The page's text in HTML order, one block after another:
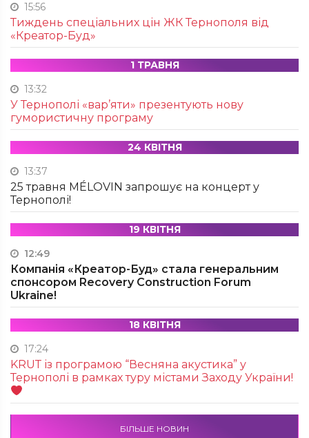
15:56
Тиждень спеціальних цін ЖК Тернополя від
«Креатор-Буд»
1 ТРАВНЯ
13:32
У Тернополі «вар’яти» презентують нову
гумористичну програму
24 КВІТНЯ
13:37
25 травня MÉLOVIN запрошує на концерт у
Тернополі!
19 КВІТНЯ
12:49
Компанія «Креатор-Буд» стала генеральним
спонсором Recovery Construction Forum
Ukraine!
18 КВІТНЯ
17:24
KRUТ із програмою “Весняна акустика” у
Тернополі в рамках туру містами Заходу України!
БІЛЬШЕ НОВИН